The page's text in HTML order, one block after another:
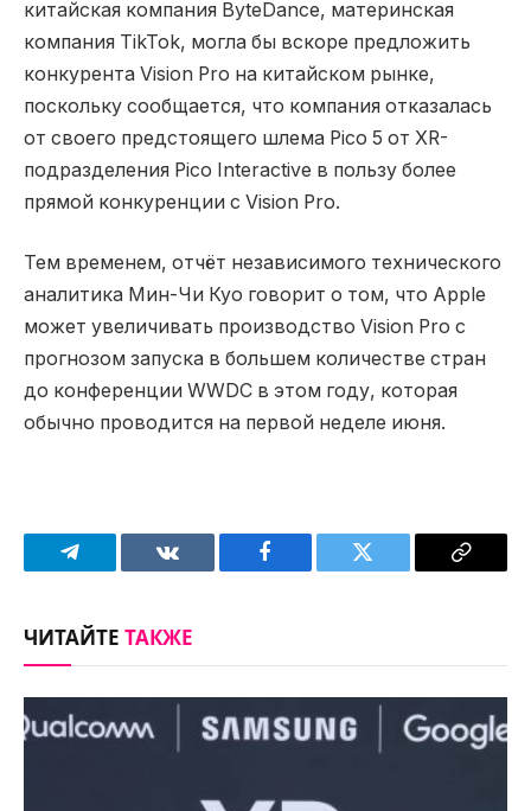
китайская компания ByteDance, материнская
компания TikTok, могла бы вскоре предложить
конкурента Vision Pro на китайском рынке,
поскольку сообщается, что компания отказалась
от своего предстоящего шлема Pico 5 от XR-
подразделения Pico Interactive в пользу более
прямой конкуренции с Vision Pro.
Тем временем, отчёт независимого технического
аналитика Мин-Чи Куо говорит о том, что Apple
может увеличивать производство Vision Pro с
прогнозом запуска в большем количестве стран
до конференции WWDC в этом году, которая
обычно проводится на первой неделе июня.
Telegram VKontakteFacebook Twitter
Copy
ЧИТАЙТЕТАКЖЕ